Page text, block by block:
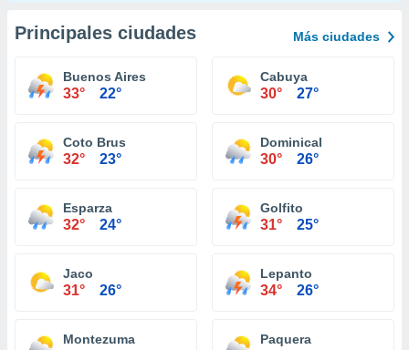
Principales ciudades Más ciudades
Buenos Aires
33° 22°
Cabuya
30° 27°
Coto Brus
32° 23°
Dominical
30° 26°
Esparza
32° 24°
Golfito
31° 25°
Jaco
31° 26°
Lepanto
34° 26°
Montezuma Paquera